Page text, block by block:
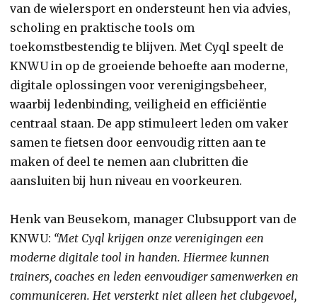
van de wielersport en ondersteunt hen via advies,
scholing en praktische tools om
toekomstbestendig te blijven. Met Cyql speelt de
KNWU in op de groeiende behoefte aan moderne,
digitale oplossingen voor verenigingsbeheer,
waarbij ledenbinding, veiligheid en efficiëntie
centraal staan. De app stimuleert leden om vaker
samen te fietsen door eenvoudig ritten aan te
maken of deel te nemen aan clubritten die
aansluiten bij hun niveau en voorkeuren.
Henk van Beusekom, manager Clubsupport van de
KNWU: “Met Cyql krijgen onze verenigingen een
moderne digitale tool in handen. Hiermee kunnen
trainers, coaches en leden eenvoudiger samenwerken en
communiceren. Het versterkt niet alleen het clubgevoel,